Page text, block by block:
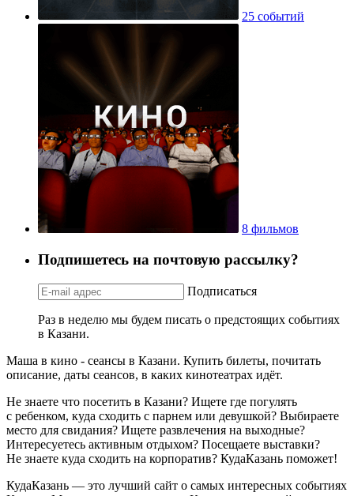
25 событий
8 фильмов
Подпишетесь на почтовую рассылку?
Подписаться
Раз в неделю мы будем писать о предстоящих событиях
в Казани.
Маша в кино - сеансы в Казани. Купить билеты, почитать
описание, даты сеансов, в каких кинотеатрах идёт.
Не знаете что посетить в Казани? Ищете где погулять
с ребенком, куда сходить с парнем или девушкой? Выбираете
место для свидания? Ищете развлечения на выходные?
Интересуетесь активным отдыхом? Посещаете выставки?
Не знаете куда сходить на корпоратив? КудаКазань поможет!
КудаКазань — это лучший сайт о самых интересных событиях